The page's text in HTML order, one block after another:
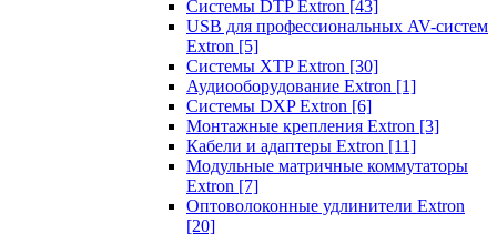
Системы DTP Extron [43]
USB для профессиональных AV-систем
Extron [5]
Системы XTP Extron [30]
Аудиооборудование Extron [1]
Системы DXP Extron [6]
Монтажные крепления Extron [3]
Кабели и адаптеры Extron [11]
Модульные матричные коммутаторы
Extron [7]
Оптоволоконные удлинители Extron
[20]